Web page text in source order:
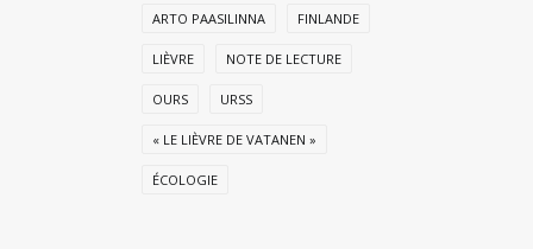
ARTO PAASILINNA FINLANDE
LIÈVRE NOTE DE LECTURE
OURS URSS
« LE LIÈVRE DE VATANEN »
ÉCOLOGIE